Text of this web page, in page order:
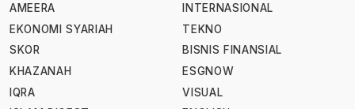
AMEERA
EKONOMI SYARIAH
SKOR
KHAZANAH
IQRA
INTERNASIONAL
TEKNO
BISNIS FINANSIAL
ESGNOW
VISUAL